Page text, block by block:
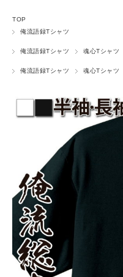
TOP
俺流語録Tシャツ
俺流語録Tシャツ 魂心Tシャツ
俺流語録Tシャツ 魂心Tシャツ